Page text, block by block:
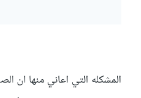
المشكله التي اعاني منها ان